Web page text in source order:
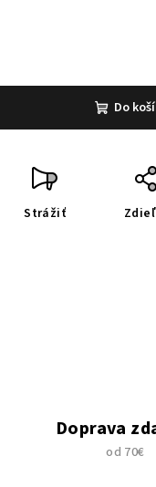
Do
Strážiť
Doprava
od 70€